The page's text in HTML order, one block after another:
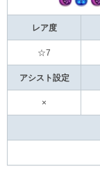
レア度
☆7
アシスト設定
×